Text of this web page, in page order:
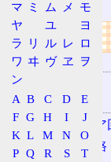
リンク
用語の所属
関連する用語
電圧フォロア
反転増幅回路
マ ミ ム メ
モ
ヤ
ユ
ヨ
ラ
リ ル レ ロ
ワ ヰ ヴ ヱ
ヲ
ン
A B C D
E
F G H I
J
K L M N
O
P Q R S
T